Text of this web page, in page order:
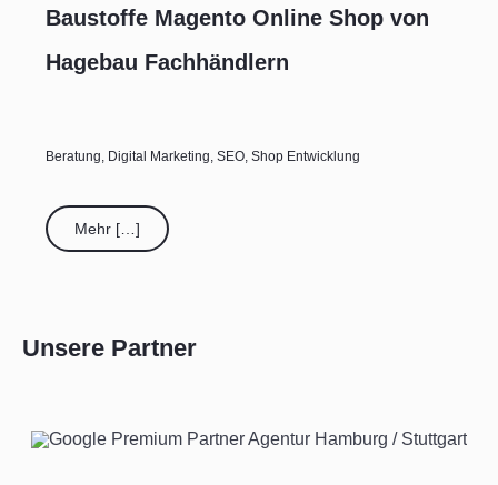
Referenzen
Baustoffe Magento Online Shop von
Hagebau Fachhändlern
Beratung, Digital Marketing, SEO, Shop Entwicklung
Mehr […]
Unsere Partner